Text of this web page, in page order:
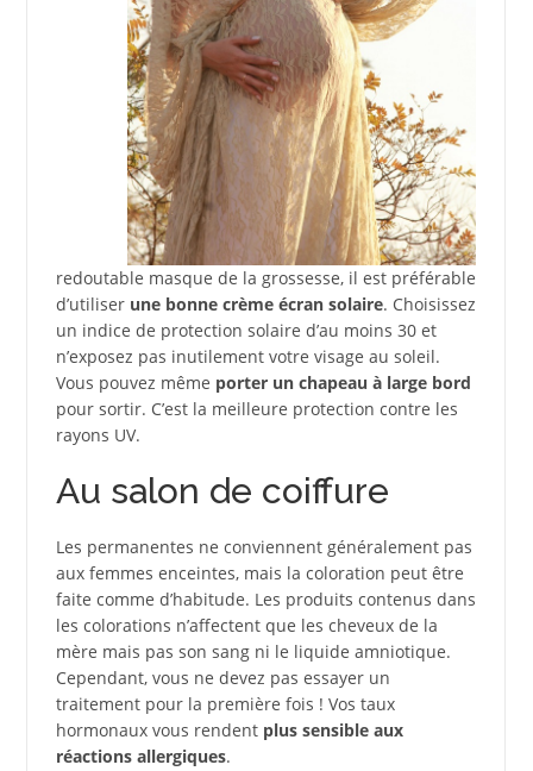
redoutable masque de la grossesse, il est préférable
d’utiliser une bonne crème écran solaire. Choisissez
un indice de protection solaire d’au moins 30 et
n’exposez pas inutilement votre visage au soleil.
Vous pouvez même porter un chapeau à large bord
pour sortir. C’est la meilleure protection contre les
rayons UV.
Au salon de coiffure
Les permanentes ne conviennent généralement pas
aux femmes enceintes, mais la coloration peut être
faite comme d’habitude. Les produits contenus dans
les colorations n’affectent que les cheveux de la
mère mais pas son sang ni le liquide amniotique.
Cependant, vous ne devez pas essayer un
traitement pour la première fois ! Vos taux
hormonaux vous rendent plus sensible aux
réactions allergiques.